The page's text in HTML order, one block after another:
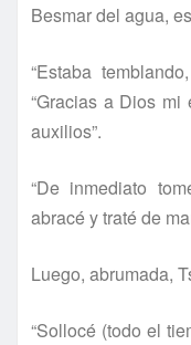
Besmar del agua,
“Estaba
“Gracias a Dios
auxilios”.
“De inmediato
abracé y traté de
Luego, abrumada,
“Sollocé (todo el